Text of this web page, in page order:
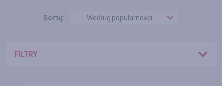
Sortuj: Według popularności
FILTRY